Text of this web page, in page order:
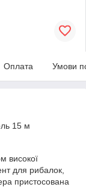
Оплата Умови
15 м
високої
для рибалок,
пристосована